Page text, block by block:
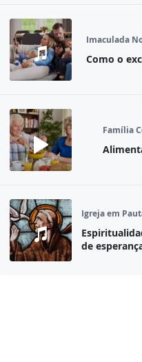
Imaculada
Como o
Família
Igreja em
de